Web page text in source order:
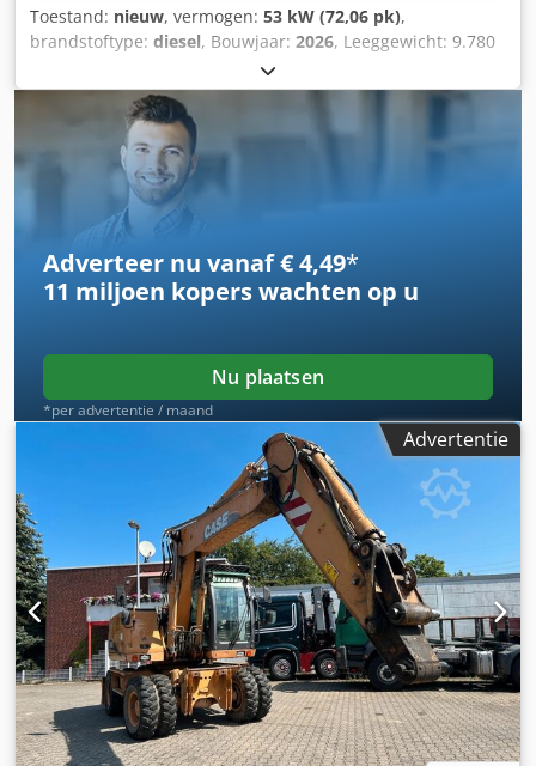
Toestand: nieuw, vermogen: 53 kW (72,06 pk),
brandstoftype: diesel, Bouwjaar: 2026, Leeggewicht: 9.780
kg Dcjdpfx Aszrrw Aem Hjk Neem contact op met KEY-TEC
Sales voor meer informatie.
Adverteer nu vanaf € 4,49*
11 miljoen koperswachten op u
Nu plaatsen
*per advertentie / maand
Advertentie